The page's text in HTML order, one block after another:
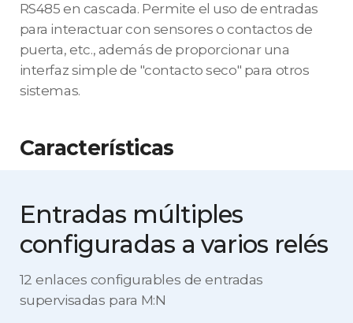
RS485 en cascada. Permite el uso de entradas
para interactuar con sensores o contactos de
puerta, etc., además de proporcionar una
interfaz simple de "contacto seco" para otros
sistemas.
Características
Entradas múltiples
configuradas a varios relés
12 enlaces configurables de entradas
supervisadas para M:N